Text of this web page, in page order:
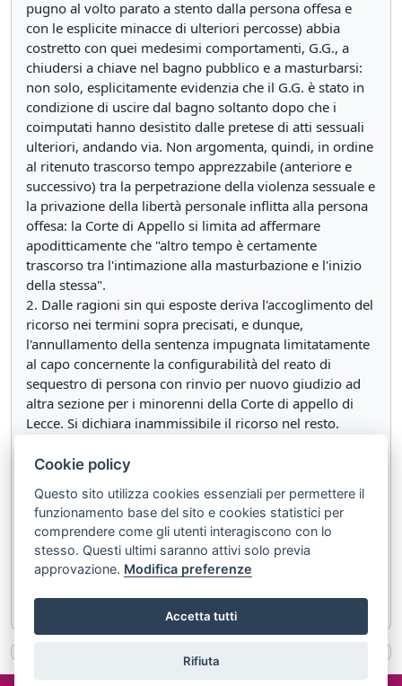
pugno al volto parato a stento dalla persona offesa e
con le esplicite minacce di ulteriori percosse) abbia
costretto con quei medesimi comportamenti, G.G., a
chiudersi a chiave nel bagno pubblico e a masturbarsi:
non solo, esplicitamente evidenzia che il G.G. è stato in
condizione di uscire dal bagno soltanto dopo che i
coimputati hanno desistito dalle pretese di atti sessuali
ulteriori, andando via. Non argomenta, quindi, in ordine
al ritenuto trascorso tempo apprezzabile (anteriore e
successivo) tra la perpetrazione della violenza sessuale e
la privazione della libertà personale inflitta alla persona
offesa: la Corte di Appello si limita ad affermare
apoditticamente che "altro tempo è certamente
trascorso tra l'intimazione alla masturbazione e l'inizio
della stessa".
2. Dalle ragioni sin qui esposte deriva l'accoglimento del
ricorso nei termini sopra precisati, e dunque,
l'annullamento della sentenza impugnata limitatamente
al capo concernente la configurabilità del reato di
sequestro di persona con rinvio per nuovo giudizio ad
altra sezione per i minorenni della Corte di appello di
Lecce. Si dichiara inammissibile il ricorso nel resto.
P.Q.M.
annulla la sentenza impugnata limitatamente al
capo concernente la configurabilità del reato di
sequestro di persona con rinvio per nuovo giudizio
ad altra sezione per i minorenni della Corte di
appello di Lecce.
Cookie policy
Questo sito utilizza cookies essenziali per permettere il
funzionamento base del sito e cookies statistici per
comprendere come gli utenti interagiscono con lo
stesso. Questi ultimi saranno attivi solo previa
approvazione. Modifica preferenze
Accetta tutti
Rifiuta